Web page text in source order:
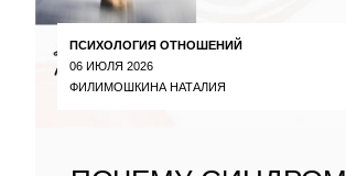
ПСИХОЛОГИЯ ОТНОШЕНИЙ
06 ИЮЛЯ 2026
ФИЛИМОШКИНА НАТАЛИЯ